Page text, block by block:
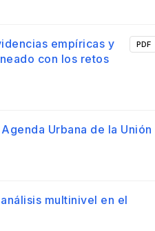
empíricas y
con los retos
PDF
Urbana de la Unión
multinivel en el